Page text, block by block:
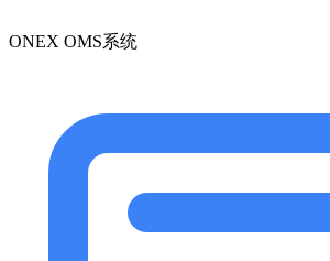
ONEX OMS系统